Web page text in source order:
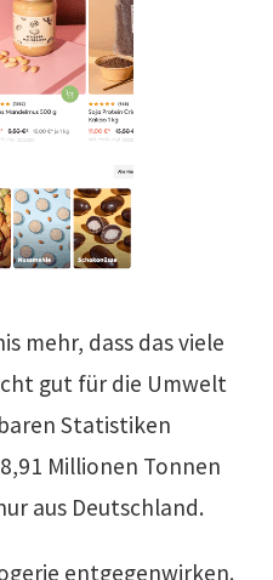
mehr, dass das viele
gut für die Umwelt
Statistiken
Millionen Tonnen
aus Deutschland.
entgegenwirken.